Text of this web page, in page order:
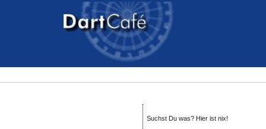
Suchst Du was? Hier ist nix!